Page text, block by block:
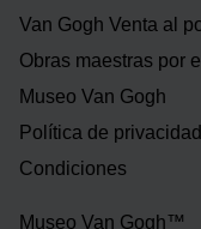
Van Gogh Venta al
Obras maestras por
Museo Van Gogh
Política de privacidad
Condiciones
Museo Van Gogh™